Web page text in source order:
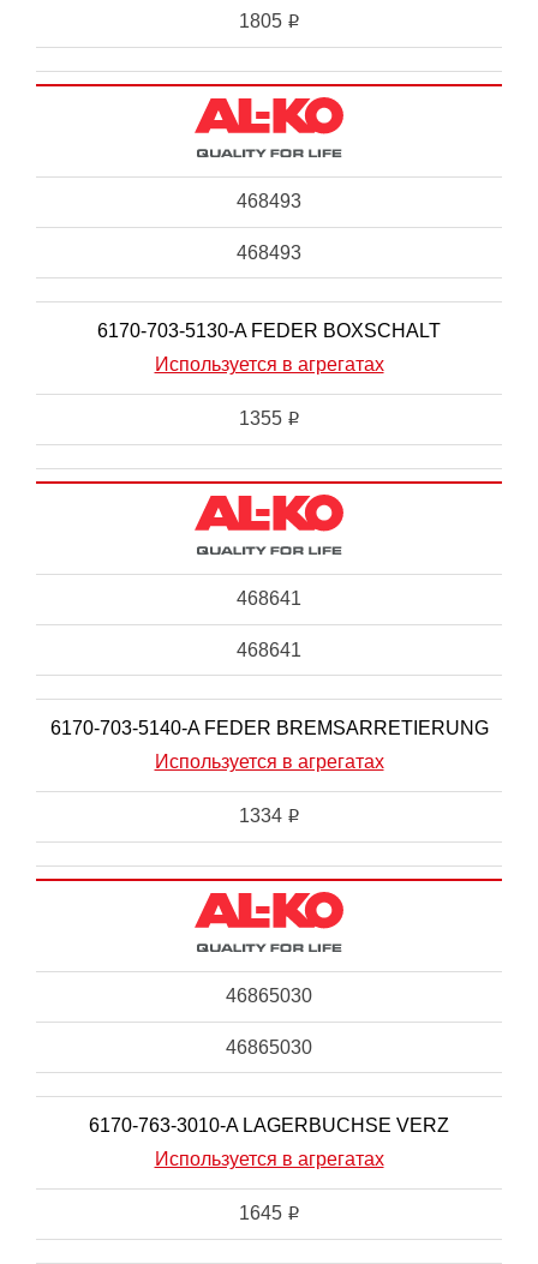
1805 i
468493
468493
6170-703-5130-A FEDER BOXSCHALT
Используется в агрегатах
1355 i
468641
468641
6170-703-5140-A FEDER BREMSARRETIERUNG
Используется в агрегатах
1334 i
46865030
46865030
6170-763-3010-A LAGERBUCHSE VERZ
Используется в агрегатах
1645 i